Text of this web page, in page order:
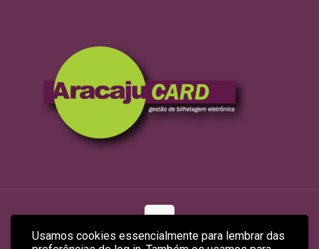
Usamos cookies essencialmente para lembrar das